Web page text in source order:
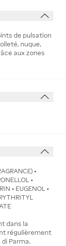
de pulsation
nuque,
aux zones
•
•
• EUGENOL •
dans la
régulièrement
Parma,